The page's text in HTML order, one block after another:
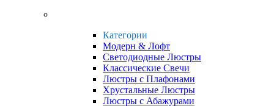
Категории
Модерн & Лофт
Светодиодные Люстры
Классические Свечи
Люстры с Плафонами
Хрустальные Люстры
Люстры с Абажурами